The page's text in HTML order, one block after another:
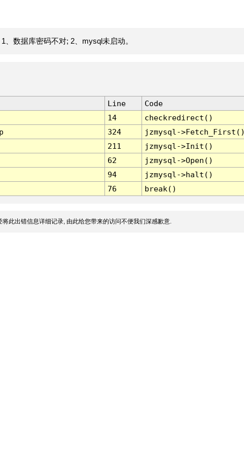
数据库密码不对; 2、mysql未启动。
Line
Code
14
checkredirect()
324
jzmysql-
211
jzmysql->Init()
62
jzmysql->Open()
94
jzmysql->halt()
76 break()
此出错信息详细记录, 由此给您带来的访问不便我们深感歉意.